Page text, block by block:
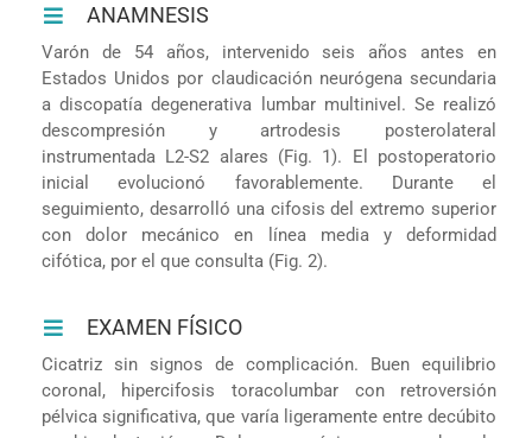
ANAMNESIS
Varón de 54 años, intervenido seis años antes en
Estados Unidos por claudicación neurógena secundaria
a discopatía degenerativa lumbar multinivel. Se realizó
descompresión y artrodesis posterolateral
instrumentada L2-S2 alares (Fig. 1). El postoperatorio
inicial evolucionó favorablemente. Durante el
seguimiento, desarrolló una cifosis del extremo superior
con dolor mecánico en línea media y deformidad
cifótica, por el que consulta (Fig. 2).
EXAMEN FÍSICO
Cicatriz sin signos de complicación. Buen equilibrio
coronal, hipercifosis toracolumbar con retroversión
pélvica significativa, que varía ligeramente entre decúbito